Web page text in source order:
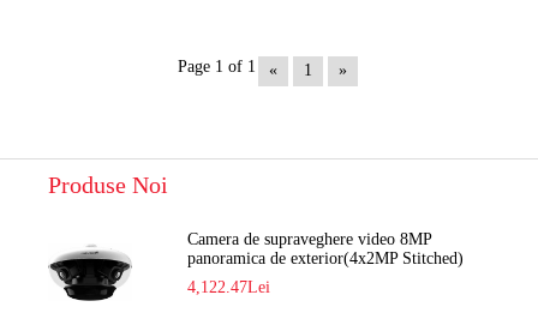
Page 1 of 1 « 1 »
Produse Noi
Camera de supraveghere video 8MP
panoramica de exterior(4x2MP Stitched)
Navaio NGC-7482PR
4,122.47Lei